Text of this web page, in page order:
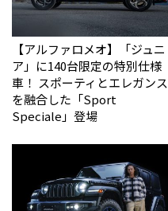
【アルファロメオ】「ジュニ
ア」に140台限定の特別仕様
車！ スポーティとエレガンス
を融合した「Sport
Speciale」登場